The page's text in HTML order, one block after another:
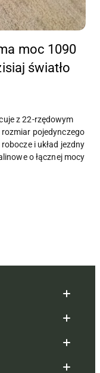
moc 1090
światło
z 22-rzędowym
pojedynczego
i układ jezdny
o łącznej mocy